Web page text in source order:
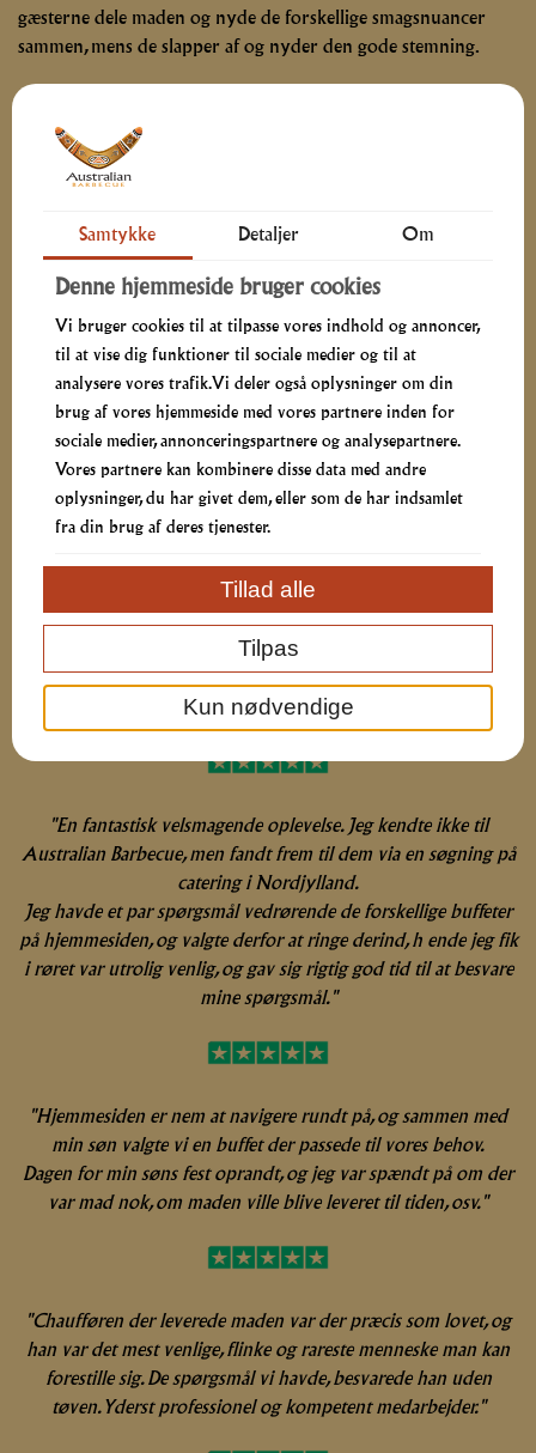
gæsterne dele maden og nyde de forskellige smagsnuancer
sammen, mens de slapper af og nyder den gode stemning.
Skræddersyet catering til alle typer fester
Uanset hvilken fest du planlægger, kan catering og social
dining fra australian.dk være den perfekte løsning til at skabe
velsmagende retter får I en fest, hvor maden ikke bare er en
nødvendighed – men en oplevelse i sig selv.
Leder du efter den rette menu til din næste fest? så lad os
hjælpe med at sammensætte den perfekte cateringløsning, der
passer til netop din begivenhed - du er altid vellkommen til
kontakte os for evt. overvejelser HER
ANMELDELSER: SÅDAN HAR VORES KUNDER OPLEVET
VORES MAD TIL DERES FEST
"Fin og i god tid, levering af mad, en meget venlig chauffør, fik
leveret supreme buffet,vel smagen og pænt arrangeret, det var
en succes blandt mine gæster, ikke første gang, jeg har fået
leveret mad fra, Australien Barbecue, igen perfekt, som
pensioneret restautør, kan jeg varmt anbefale maden der fra."
"En fantastisk velsmagende oplevelse. Jeg kendte ikke til
Australian Barbecue, men fandt frem til dem via en søgning på
catering i Nordjylland.
Jeg havde et par spørgsmål vedrørende de forskellige buffeter
på hjemmesiden, og valgte derfor at ringe derind, h ende jeg fik
i røret var utrolig venlig, og gav sig rigtig god tid til at besvare
mine spørgsmål."
"Hjemmesiden er nem at navigere rundt på, og sammen med
min søn valgte vi en buffet der passede til vores behov.
Dagen for min søns fest oprandt, og jeg var spændt på om der
var mad nok, om maden ville blive leveret til tiden, osv."
"Chaufføren der leverede maden var der præcis som lovet, og
han var det mest venlige, flinke og rareste menneske man kan
forestille sig. De spørgsmål vi havde, besvarede han uden
tøven. Yderst professionel og kompetent medarbejder."
Samtykke Detaljer Om
Denne hjemmeside bruger cookies
Vi bruger cookies til at tilpasse vores indhold og annoncer,
til at vise dig funktioner til sociale medier og til at
analysere vores trafik. Vi deler også oplysninger om din
brug af vores hjemmeside med vores partnere inden for
sociale medier, annonceringspartnere og analysepartnere.
Vores partnere kan kombinere disse data med andre
oplysninger, du har givet dem, eller som de har indsamlet
fra din brug af deres tjenester.
Kun nødvendige
Tilpas
Tillad alle